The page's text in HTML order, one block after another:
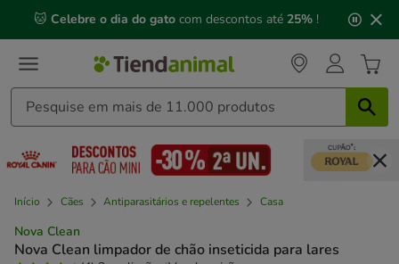
mensagem,
🐱 Celebre o dia do gato com descontos até 25% !
Início Cães Antiparasitários e repelentes Casa
Nova Clean
Nova Clean limpador de chão inseticida para lares